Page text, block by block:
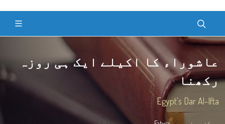
عاشوراء کا اکیلے ایک ہی روزہ
رکھنا
Egypt's Dar Al-Ifta